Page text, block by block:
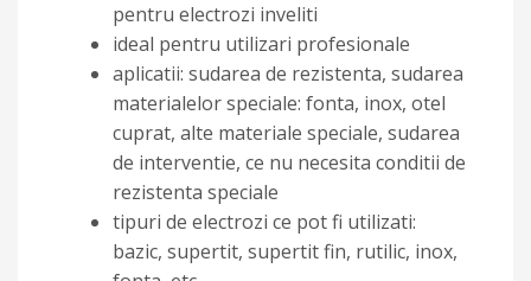
pentru electrozi inveliti
ideal pentru utilizari profesionale
aplicatii: sudarea de rezistenta, sudarea
materialelor speciale: fonta, inox, otel
cuprat, alte materiale speciale, sudarea
de interventie, ce nu necesita conditii de
rezistenta speciale
tipuri de electrozi ce pot fi utilizati:
bazic, supertit, supertit fin, rutilic, inox,